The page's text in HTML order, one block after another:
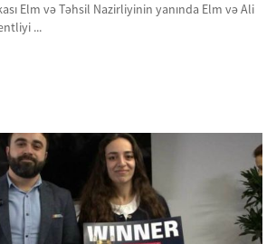
Elm və Təhsil Nazirliyinin yanında Elm və Ali
...